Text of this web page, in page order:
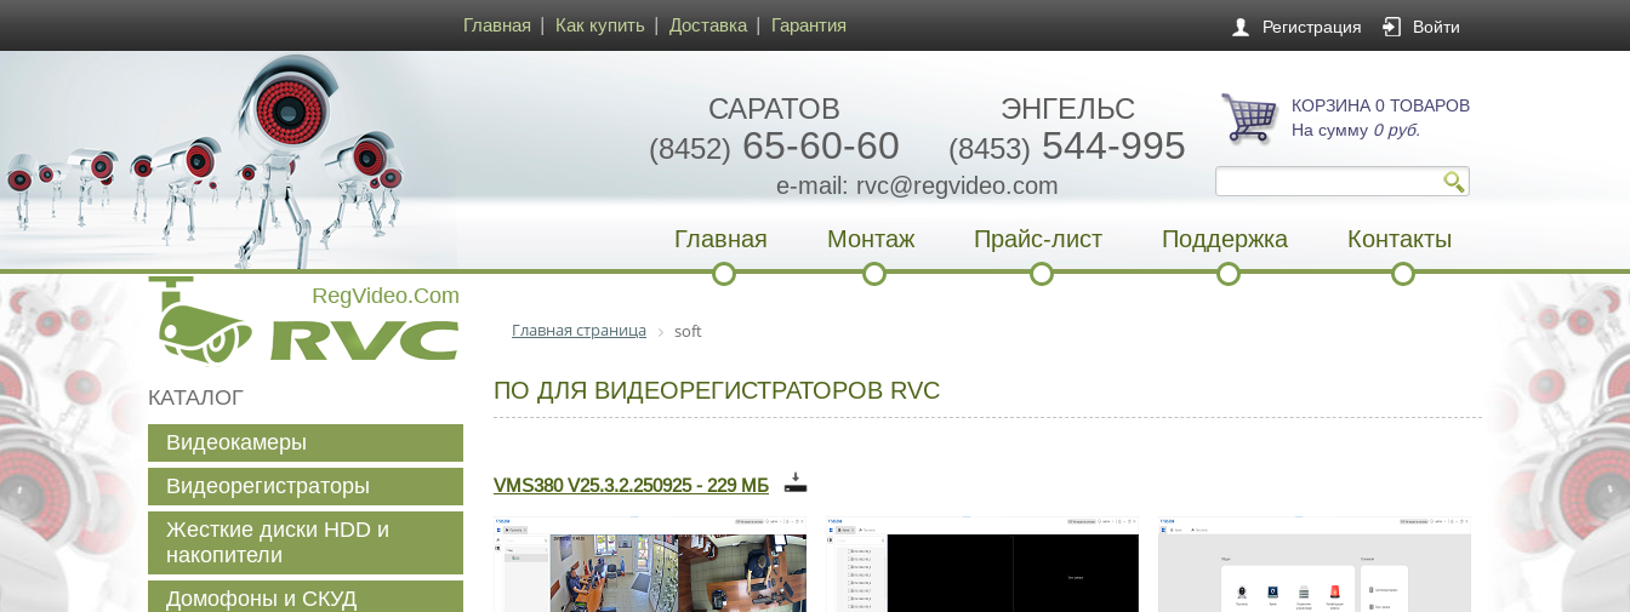
Главная Как купить Доставка Гарантия Регистрация Войти
САРАТОВ
(8452) 65-60-60
ЭНГЕЛЬС
(8453) 544-995
e-mail: rvc@regvideo.com
КОРЗИНА 0 ТОВАРОВ
На сумму 0 руб.
Главная Монтаж Прайс-лист Поддержка Контакты
Главная страница soft
ПО ДЛЯ ВИДЕОРЕГИСТРАТОРОВ RVC
VMS380 V25.3.2.250925 - 229 МБ
КАТАЛОГ
Видеокамеры
Видеорегистраторы
Жесткие диски HDD и
накопители
Домофоны и СКУД